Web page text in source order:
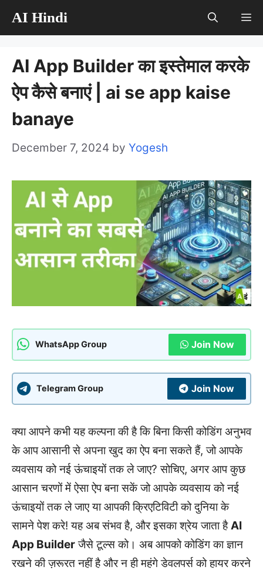
AI Hindi
AI App Builder का इस्तेमाल करके
ऐप कैसे बनाएं | ai se app kaise
banaye
December 7, 2024 by Yogesh
WhatsApp Group Join Now
Telegram Group Join Now
क्या आपने कभी यह कल्पना की है कि बिना किसी कोडिंग अनुभव
के आप आसानी से अपना खुद का ऐप बना सकते हैं, जो आपके
व्यवसाय को नई ऊंचाइयों तक ले जाए? सोचिए, अगर आप कुछ
आसान चरणों में ऐसा ऐप बना सकें जो आपके व्यवसाय को नई
ऊंचाइयों तक ले जाए या आपकी क्रिएटिविटी को दुनिया के
सामने पेश करे! यह अब संभव है, और इसका श्रेय जाता हैAI
App Builderजैसे टूल्स को। अब आपको कोडिंग का ज्ञान
रखने की ज़रूरत नहीं है और न ही महंगे डेवलपर्स को हायर करने